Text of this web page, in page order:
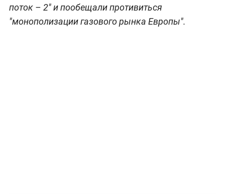
поток – 2" и пообещали противиться
"монополизации газового рынка Европы".